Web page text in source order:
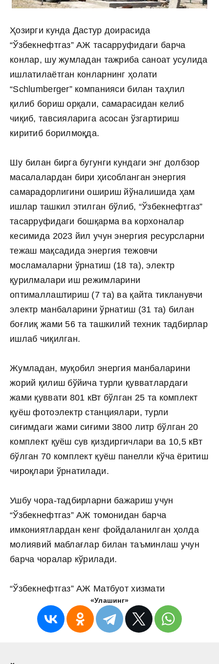
Ҳозирги кунда Дастур доирасида
“Ўзбекнефтгаз” АЖ тасарруфидаги барча
конлар, шу жумладан тажриба саноат усулида
ишлатилаётган конларнинг ҳолати
“Schlumberger” компанияси билан таҳлил
қилиб бориш орқали, самарасидан келиб
чиқиб, тавсияларига асосан ўзгартириш
киритиб борилмоқда.
Шу билан бирга бугунги кундаги энг долбзор
масалалардан бири ҳисобланган энергия
самарадорлигини ошириш йўналишида ҳам
ишлар ташкил этилган бўлиб, “Ўзбекнефтгаз”
тасарруфидаги бошқарма ва корхоналар
кесимида 2023 йил учун энергия ресурсларни
тежаш мақсадида энергия тежовчи
мосламаларни ўрнатиш (18 та), электр
қурилмалари иш режимларини
оптималлаштириш (7 та) ва қайта тикланувчи
электр манбаларини ўрнатиш (31 та) билан
боғлиқ жами 56 та ташкилий техник тадбирлар
ишлаб чиқилган.
Жумладан, муқобил энергия манбаларини
жорий қилиш бўйича турли қувватлардаги
жами қуввати 801 кВт бўлган 25 та комплект
қуёш фотоэлектр станциялари, турли
сиғимдаги жами сиғими 3800 литр бўлган 20
комплект қуёш сув қиздиргичлари ва 10,5 кВт
бўлган 70 комплект қуёш панелли кўча ёритиш
чироқлари ўрнатилади.
Ушбу чора-тадбирларни бажариш учун
“Ўзбекнефтгаз” АЖ томонидан барча
имкониятлардан кенг фойдаланилган ҳолда
молиявий маблағлар билан таъминлаш учун
барча чоралар кўрилади.
“Ўзбекнефтгаз” АЖ Матбуот хизмати
«Улашинг»